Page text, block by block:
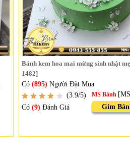
Bánh kem hoa mai mừng sinh nhật
1482]
Có (895) Người Đặt Mua
(3.9/5)
Có (9) Đánh Giá
MS Bánh
Gim